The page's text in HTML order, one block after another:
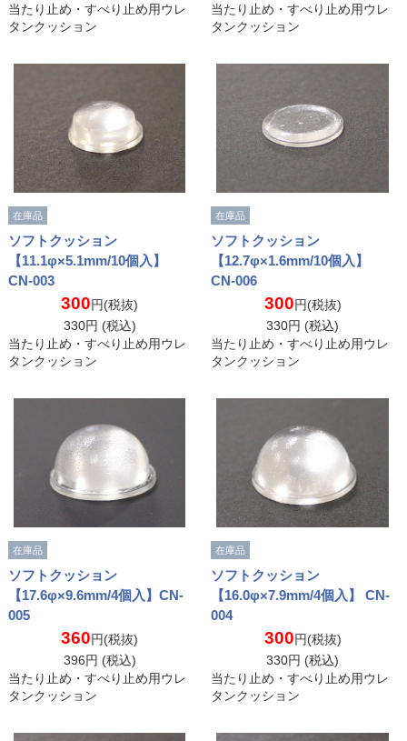
当たり止め・すべり止め用ウレ
タンクッション
当たり止め・すべり止め用ウレ
タンクッション
在庫品
ソフトクッション
【11.1φ×5.1mm/10個入】
CN-003
300円(税抜)
330円 (税込)
当たり止め・すべり止め用ウレ
タンクッション
在庫品
ソフトクッション
【12.7φ×1.6mm/10個入】
CN-006
300円(税抜)
330円 (税込)
当たり止め・すべり止め用ウレ
タンクッション
在庫品
ソフトクッション
【17.6φ×9.6mm/4個入】CN-
005
360円(税抜)
396円 (税込)
当たり止め・すべり止め用ウレ
タンクッション
在庫品
ソフトクッション
【16.0φ×7.9mm/4個入】 CN-
004
300円(税抜)
330円 (税込)
当たり止め・すべり止め用ウレ
タンクッション